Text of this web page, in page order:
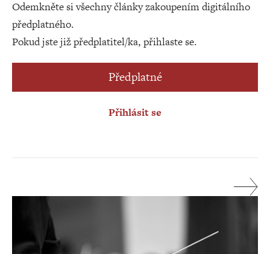
Odemkněte si všechny články zakoupením digitálního
předplatného.
Pokud jste již předplatitel/ka, přihlaste se.
Předplatné
Přihlásit se